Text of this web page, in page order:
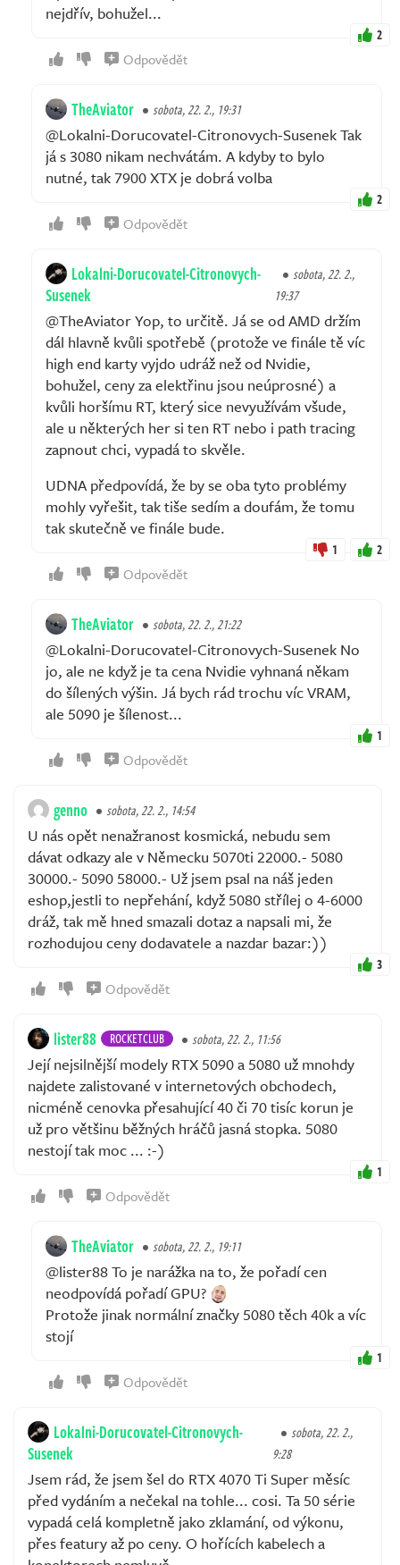
nejdřív, bohužel...
2
Odpovědět
TheAviator sobota, 22. 2., 19:31
@Lokalni-Dorucovatel-Citronovych-Susenek Tak
já s 3080 nikam nechvátám. A kdyby to bylo
nutné, tak 7900 XTX je dobrá volba
2
Odpovědět
Lokalni-Dorucovatel-Citronovych-
Susenek
sobota, 22. 2.,
19:37
@TheAviator Yop, to určitě. Já se od AMD držím
dál hlavně kvůli spotřebě (protože ve finále tě víc
high end karty vyjdo udráž než od Nvidie,
bohužel, ceny za elektřinu jsou neúprosné) a
kvůli horšímu RT, který sice nevyužívám všude,
ale u některých her si ten RT nebo i path tracing
zapnout chci, vypadá to skvěle.
UDNA předpovídá, že by se oba tyto problémy
mohly vyřešit, tak tiše sedím a doufám, že tomu
tak skutečně ve finále bude.
1 2
Odpovědět
TheAviator sobota, 22. 2., 21:22
@Lokalni-Dorucovatel-Citronovych-Susenek No
jo, ale ne když je ta cena Nvidie vyhnaná někam
do šílených výšin. Já bych rád trochu víc VRAM,
ale 5090 je šílenost...
1
Odpovědět
genno sobota, 22. 2., 14:54
U nás opět nenažranost kosmická, nebudu sem
dávat odkazy ale v Německu 5070ti 22000.- 5080
30000.- 5090 58000.- Už jsem psal na náš jeden
eshop,jestli to nepřehání, když 5080 střílej o 4-6000
dráž, tak mě hned smazali dotaz a napsali mi, že
rozhodujou ceny dodavatele a nazdar bazar:))
3
Odpovědět
lister88 ROCKETCLUB sobota, 22. 2., 11:56
Její nejsilnější modely RTX 5090 a 5080 už mnohdy
najdete zalistované v internetových obchodech,
nicméně cenovka přesahující 40 či 70 tisíc korun je
už pro většinu běžných hráčů jasná stopka. 5080
nestojí tak moc ... :-)
1
Odpovědět
TheAviator sobota, 22. 2., 19:11
@lister88 To je narážka na to, že pořadí cen
neodpovídá pořadí GPU?
Protože jinak normální značky 5080 těch 40k a víc
stojí
1
Odpovědět
Lokalni-Dorucovatel-Citronovych-
Susenek
sobota, 22. 2.,
9:28
Jsem rád, že jsem šel do RTX 4070 Ti Super měsíc
před vydáním a nečekal na tohle... cosi. Ta 50 série
vypadá celá kompletně jako zklamání, od výkonu,
přes featury až po ceny. O hořících kabelech a